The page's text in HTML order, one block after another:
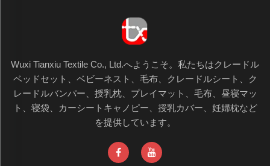
Wuxi Tianxiu Textile Co., Ltd.へようこそ。私たちはクレードル
ベッドセット、ベビーネスト、毛布、クレードルシート、ク
レードルバンパー、授乳枕、プレイマット、毛布、昼寝マッ
ト、寝袋、カーシートキャノピー、授乳カバー、妊婦枕など
を提供しています。